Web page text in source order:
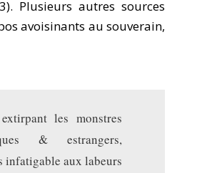
Plusieurs autres sources
avoisinants au souverain,
les monstres
& estrangers,
infatigable aux labeurs